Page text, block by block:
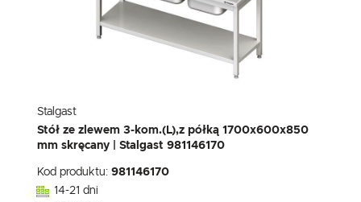
Stalgast
Stół ze zlewem 3-kom.(L),z półką 1700x600x850
mm skręcany | Stalgast 981146170
Kod produktu: 981146170
14-21 dni